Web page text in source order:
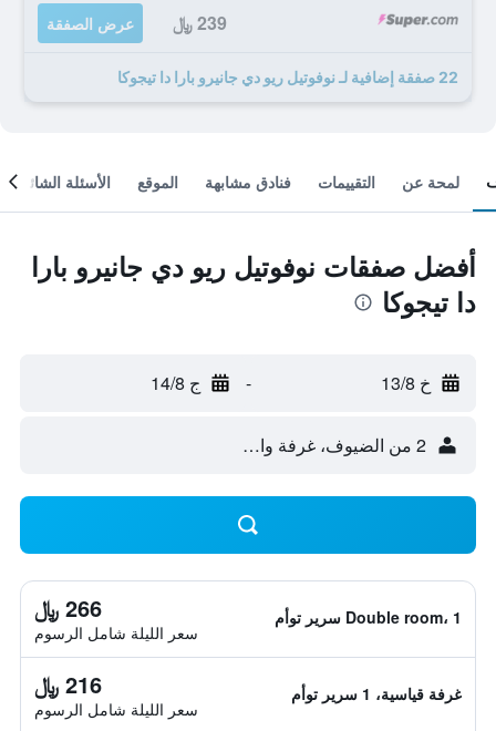
239 ﷼ عرض الصفقة
22 صفقة إضافية لـ نوفوتيل ريو دي جانيرو بارا دا تيجوكا
لمحة عن التقييمات فنادق مشابهة الموقع الأسئلة الشائعة
أفضل صفقات نوفوتيل ريو دي جانيرو بارا
دا تيجوكا
خ 13/8 - ج 14/8
2 من الضيوف، غرفة واحدة
Double room، 1 سرير توأم 266 ﷼
سعر الليلة شامل الرسوم
غرفة قياسية، 1 سرير توأم 216 ﷼
سعر الليلة شامل الرسوم